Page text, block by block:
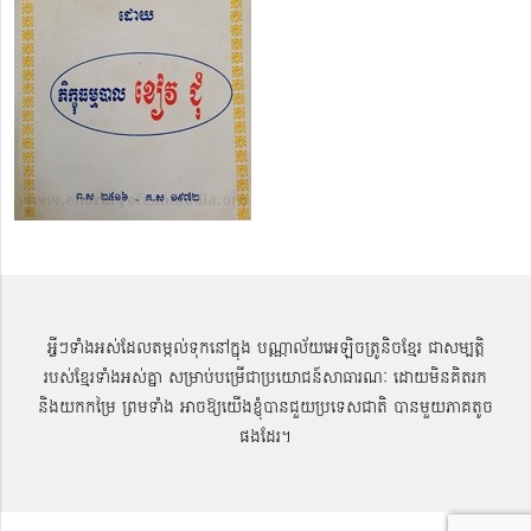
អ្វីៗទាំងអស់ដែលតម្កល់ទុកនៅក្នុង បណ្ណាល័យអេឡិចត្រូនិចខ្មែរ ជាសម្បតិ្ត
របស់ខ្មែរទាំងអស់គ្នា សម្រាប់បម្រើជាប្រយោជន៍សាធារណៈ ដោយមិនគិតរក
និងយកកម្រៃ ព្រមទាំង អាចឱ្យយើងខ្ញុំបានជួយប្រទេសជាតិ បានមួយភាគតូច
ផងដែរ។